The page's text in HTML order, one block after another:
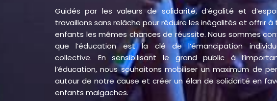
Guidés par les valeurs de solidarité, d’égalité et
travaillons sans relâche pour réduire les inégalités et offrir à
enfants les mêmes chances de réussite. Nous sommes
que l’éducation est la clé de l’émancipation
collective. En sensibilisant le grand public à
l’éducation, nous souhaitons mobiliser un maximum de
autour de notre cause et créer un élan de solidarité en
enfants malgaches.